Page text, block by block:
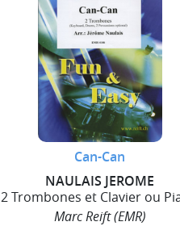
Can-Can
NAULAIS JEROME
2 Trombones et Clavier ou
Marc Reift (EMR)